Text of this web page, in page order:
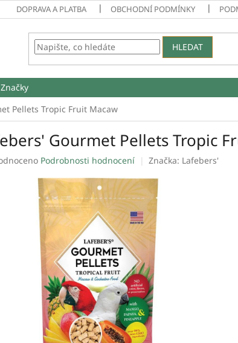
DOPRAVA A PLATBA OBCHODNÍ PODMÍNKY
HLEDAT
Značky
Pellets Tropic Fruit Macaw
Gourmet Pellets Tropic
Podrobnosti hodnocení Značka: Lafebers'